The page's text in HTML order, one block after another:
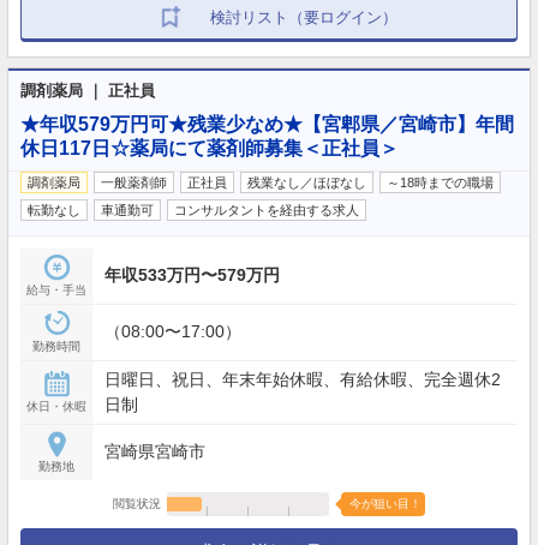
検討リスト（要ログイン）
調剤薬局 ｜ 正社員
★年収579万円可★残業少なめ★【宮郫県／宮崎市】年間
休日117日☆薬局にて薬剤師募集＜正社員＞
調剤薬局 一般薬剤師 正社員 残業なし／ほぼなし
～18時までの職場
転勤なし
車通勤可 コンサルタントを経由する求人
給与・手当
年収533万円〜579万円
勤務時間
（08:00〜17:00）
休日・休暇
日曜日、祝日、年末年始休暇、有給休暇、完全週休2
日制
勤務地
宮崎県宮崎市
閲覧状況 今が狙い目！